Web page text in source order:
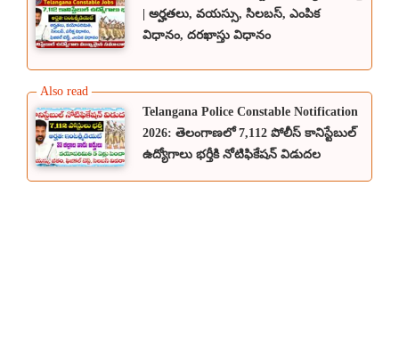
| అర్హతలు, వయస్సు, సిలబస్, ఎంపిక
విధానం, దరఖాస్తు విధానం
Telangana Police Constable Notification
2026: తెలంగాణలో 7,112 పోలీస్ కానిస్టేబుల్
ఉద్యోగాలు భర్తీకి నోటిఫికేషన్ విడుదల